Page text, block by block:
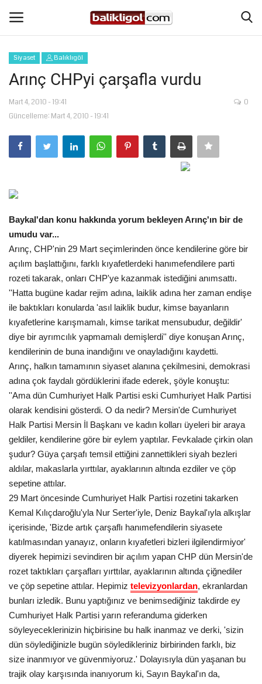
Giriş Yap
Anasayfa
Köşe Yazıları
Şanlıurfa
Eğitim
Spor
Gündem
Tekno Bilim
Ekonomi
Siyaset
Galeriler
Yaşam
Künye
Sağlık
İletişim
Kültür Sanat
Siyaset Balıklıgöl
Arınç CHPyi çarşafla vurdu
Mart 4, 2010 - 19:41
Güncelleme: Mart 4, 2010 - 19:41
0
Baykal'dan konu hakkında yorum bekleyen Arınç'ın bir de
umudu var...
Arınç, CHP'nin 29 Mart seçimlerinden önce kendilerine göre bir
açılım başlattığını, farklı kıyafetlerdeki hanımefendilere parti
rozeti takarak, onları CHP'ye kazanmak istediğini anımsattı.
''Hatta bugüne kadar rejim adına, laiklik adına her zaman endişe
ile baktıkları konularda 'asıl laiklik budur, kimse bayanların
kıyafetlerine karışmamalı, kimse tarikat mensubudur, değildir'
diye bir ayrımcılık yapmamalı demişlerdi'' diye konuşan Arınç,
kendilerinin de buna inandığını ve onayladığını kaydetti.
Arınç, halkın tamamının siyaset alanına çekilmesini, demokrasi
adına çok faydalı gördüklerini ifade ederek, şöyle konuştu:
''Ama dün Cumhuriyet Halk Partisi eski Cumhuriyet Halk Partisi
olarak kendisini gösterdi. O da nedir? Mersin'de Cumhuriyet
Halk Partisi Mersin İl Başkanı ve kadın kolları üyeleri bir araya
geldiler, kendilerine göre bir eylem yaptılar. Fevkalade çirkin olan
şudur? Güya çarşafı temsil ettiğini zannettikleri siyah bezleri
aldılar, makaslarla yırttılar, ayaklarının altında ezdiler ve çöp
sepetine attılar.
29 Mart öncesinde Cumhuriyet Halk Partisi rozetini takarken
Kemal Kılıçdaroğlu'yla Nur Serter'iyle, Deniz Baykal'ıyla alkışlar
içerisinde, 'Bizde artık çarşaflı hanımefendilerin siyasete
katılmasından yanayız, onların kıyafetleri bizleri ilgilendirmiyor'
diyerek hepimizi sevindiren bir açılım yapan CHP dün Mersin'de
rozet taktıkları çarşafları yırttılar, ayaklarının altında çiğnediler
ve çöp sepetine attılar. Hepimiz televizyonlardan, ekranlardan
bunları izledik. Bunu yaptığınız ve benimsediğiniz takdirde ey
Cumhuriyet Halk Partisi yarın referanduma giderken
söyleyeceklerinizin hiçbirisine bu halk inanmaz ve derki, 'sizin
dün söylediğinizle bugün söyledikleriniz birbirinden farklı, biz
size inanmıyor ve güvenmiyoruz.' Dolayısıyla dün yaşanan bu
trajik olay karşısında inanıyorum ki, Sayın Baykal'ın da,